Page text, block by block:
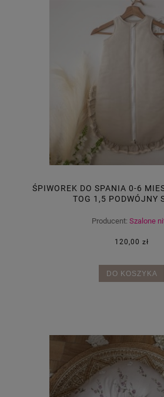
ŚPIWOREK DO SPANIA 0-6
TOG 1,5 PODWÓJNY
Producent: Szalone
120,00 zł
DO KOSZYKA